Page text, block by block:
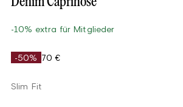
-10% extra für Mitglieder
-50% 70 €
Slim Fit